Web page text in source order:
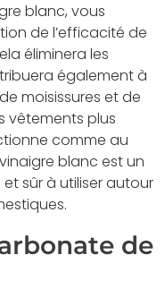
blanc, vous
de l’efficacité de
éliminera les
également à
moisissures et de
vêtements plus
comme au
blanc est un
sûr à utiliser autour
de